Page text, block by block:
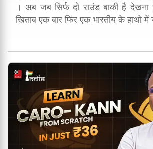
। अब जब सिर्फ दो राउंड बाकी है देखना
खिताब एक बार फिर एक भारतीय के हाथो में